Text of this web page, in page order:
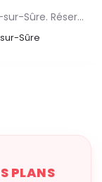
L'atelier aura lieu au Bar à Thym, à Vaux-sur-Sûre. Réservation :
Sûre
PLANS